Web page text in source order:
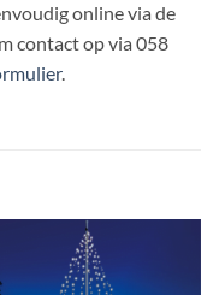
online via de
contact op via 058
.